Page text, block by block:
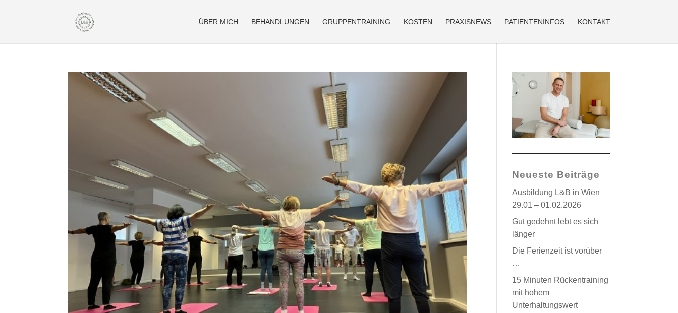
ÜBER MICH BEHANDLUNGEN GRUPPENTRAINING KOSTEN PRAXISNEWS PATIENTENINFOS KONTAKT
Neueste Beiträge
Ausbildung L&B in Wien
29.01 – 01.02.2026
Gut gedehnt lebt es sich
länger
Die Ferienzeit ist vorüber
…
15 Minuten Rückentraining
mit hohem
Unterhaltungswert